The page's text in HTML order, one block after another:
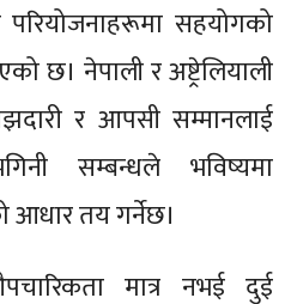
सहयोगको
छ। नेपाली र अष्ट्रेलियाली
र आपसी सम्मानलाई
सम्बन्धले भविष्यमा
आधार तय गर्नेछ।
मात्र नभई दुई